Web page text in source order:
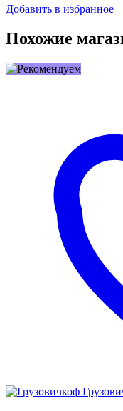
Добавить в избранное
Похожие